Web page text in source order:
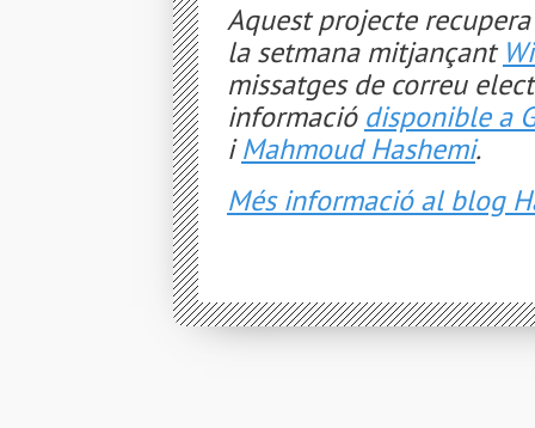
Aquest projecte
la setmana mitjançant
missatges de correu
informació disponible a
iMahmoud Hashemi.
Més informació al blog